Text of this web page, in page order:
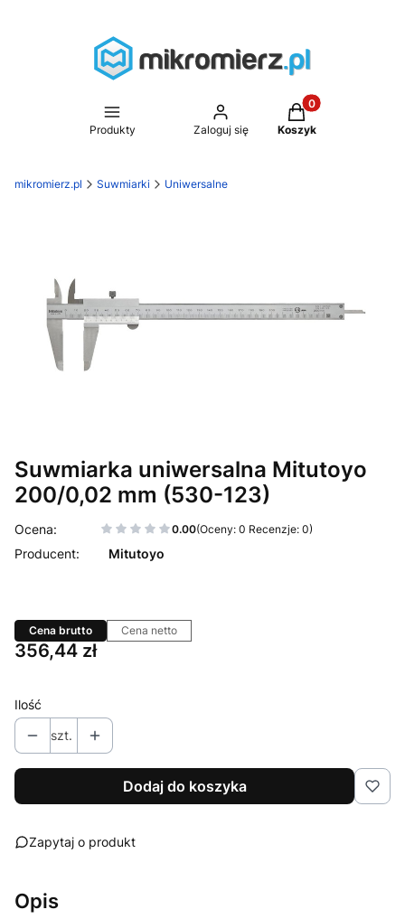
Produkty Zaloguj się
Produkty w
Koszyk
mikromierz.pl Suwmiarki Uniwersalne
Suwmiarka uniwersalna Mitutoyo
200/0,02 mm (530-123)
0.00(Oceny: 0 Recenzje: 0)
Mitutoyo
Cena brutto Cena netto
Cena
356,44 zł
Ilość
szt.
Dodaj do koszyka
Zapytaj o produkt
Opis